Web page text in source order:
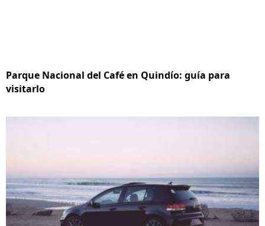
Parque Nacional del Café en Quindío: guía para
visitarlo